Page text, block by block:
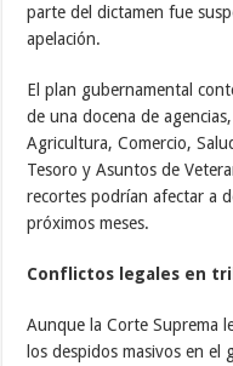
parte del dictamen fue
apelación.
El plan gubernamental
de una docena de
Agricultura, Comercio,
Tesoro y Asuntos de
recortes podrían afectar a
próximos meses.
Conflictos legales en
Aunque la Corte Suprema
los despidos masivos en